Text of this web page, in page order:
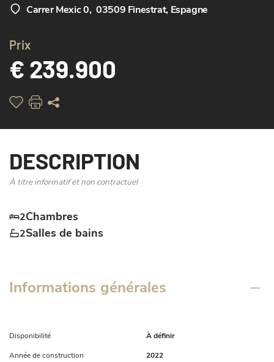
Carrer Mexic 0, 03509 Finestrat, Espagne
Prix
€ 239.900
DESCRIPTION
À titre informatif et non contractuel
2Chambres
2Salles de bains
Informations générales
Disponibilité
À définir
Année de construction
2022